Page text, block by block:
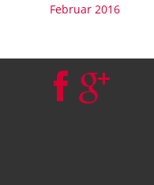
Februar 2016